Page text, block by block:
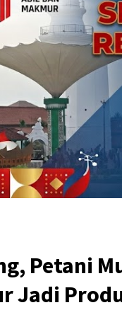
Petani
Jadi